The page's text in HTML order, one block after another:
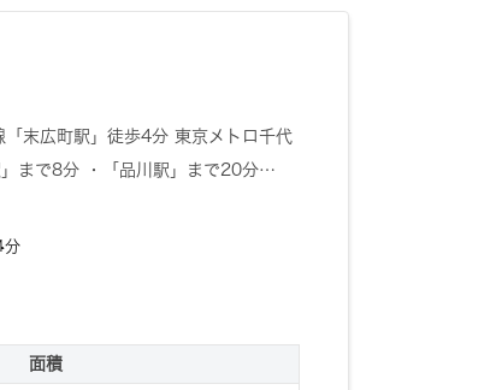
「末広町駅」徒歩4分 東京メトロ千代
まで8分 ・「品川駅」まで20分…
分
面積